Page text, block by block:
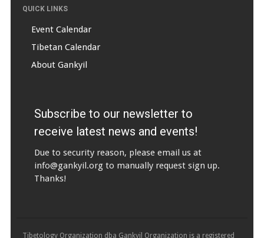
QUICK LINKS
Event Calendar
Tibetan Calendar
About Gankyil
Subscribe to our newsletter to
receive latest news and events!
Due to security reason, please email us at
info@gankyil.orgto manually request sign up.
Thanks!
Tibetology Organization dba Gankyil Organization is a registered